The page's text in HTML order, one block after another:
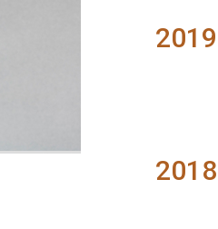
2019
2018